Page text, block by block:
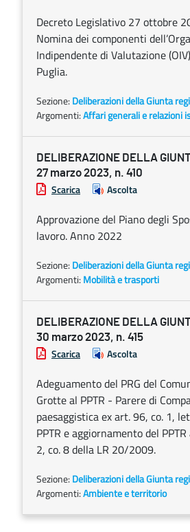
Decreto Legislativo 27 ottobre
Nomina dei componenti
Indipendente di Valutazione
Puglia.
Sezione: Deliberazioni della Giunta
Argomenti:Affari generali e relazioni
DELIBERAZIONE DELLA
27 marzo 2023, n. 410
Scarica Ascolta
Approvazione del Piano degli
lavoro. Anno 2022
Sezione: Deliberazioni della Giunta
Argomenti: Mobilità e trasporti
DELIBERAZIONE DELLA
30 marzo 2023, n. 415
Scarica Ascolta
Adeguamento del PRG del
Grotte al PPTR - Parere di
paesaggistica ex art. 96, co. 1,
PPTR e aggiornamento del
2, co. 8 della LR 20/2009.
Sezione: Deliberazioni della Giunta
Argomenti:Ambiente e territorio